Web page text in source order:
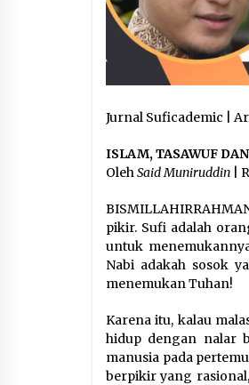
Jurnal Suficademic |
ISLAM, TASAWUF
OlehSaid Muniruddin |
pikir. Sufi adalah
untuk
Nabi adakah sosok
menemukan Tuhan!
Karena itu, kalau
hidup dengan nalar
manusia pada
berpikir yang